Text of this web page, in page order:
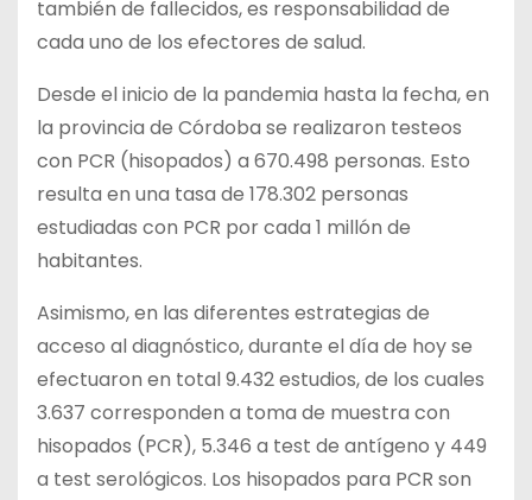
también de fallecidos, es responsabilidad de
cada uno de los efectores de salud.
Desde el inicio de la pandemia hasta la fecha, en
la provincia de Córdoba se realizaron testeos
con PCR (hisopados) a 670.498 personas. Esto
resulta en una tasa de 178.302 personas
estudiadas con PCR por cada 1 millón de
habitantes.
Asimismo, en las diferentes estrategias de
acceso al diagnóstico, durante el día de hoy se
efectuaron en total 9.432 estudios, de los cuales
3.637 corresponden a toma de muestra con
hisopados (PCR), 5.346 a test de antígeno y 449
a test serológicos. Los hisopados para PCR son